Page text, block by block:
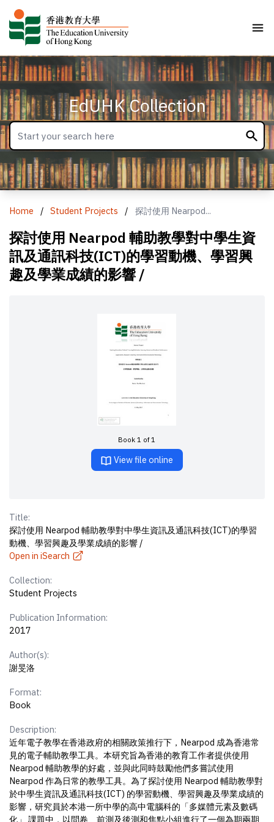
EdUHK Collection
Home / Student Projects / 探討使用 Nearpod...
探討使用 Nearpod 輔助教學對中學生資
訊及通訊科技(ICT)的學習動機、學習興
趣及學業成績的影響 /
Book 1 of 1
View file online
Title:
探討使用 Nearpod 輔助教學對中學生資訊及通訊科技(ICT)的學習
動機、學習興趣及學業成績的影響 /
Open in iSearch
Collection:
Student Projects
Publication Information:
2017
Author(s):
謝旻洛
Format:
Book
Description:
近年電子教學在香港政府的相關政策推行下，Nearpod 成為香港常
見的電子輔助教學工具。本研究旨為香港的教育工作者提供使用
Nearpod 輔助教學的好處，並與此同時鼓勵他們多嘗試使用
Nearpod 作為日常的教學工具。為了探討使用 Nearpod 輔助教學對
於中學生資訊及通訊科技(ICT) 的學習動機、學習興趣及學業成績的
影響，研究員於本港一所中學的高中電腦科的「多媒體元素及數碼
化」 課題中，以問卷、前測及後測和焦點小組進行了一個為期兩期